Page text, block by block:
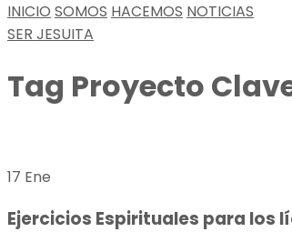
INICIO SOMOS HACEMOS NOTICIAS
SER JESUITA
Tag Proyecto
17 Ene
Ejercicios Espirituales para los